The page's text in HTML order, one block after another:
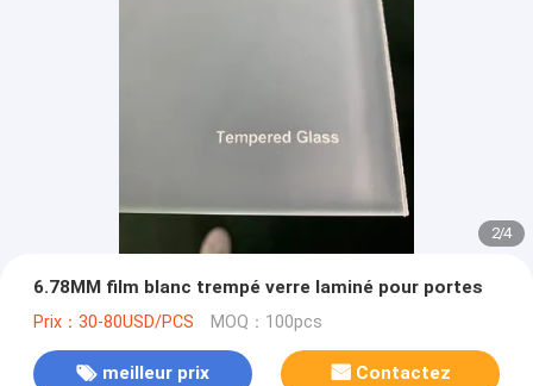
2/4
6.78MM film blanc trempé verre laminé pour portes
Prix：30-80USD/PCS MOQ：100pcs
meilleur prix Contactez